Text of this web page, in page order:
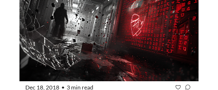
Dec 18, 2018 • 3 min read